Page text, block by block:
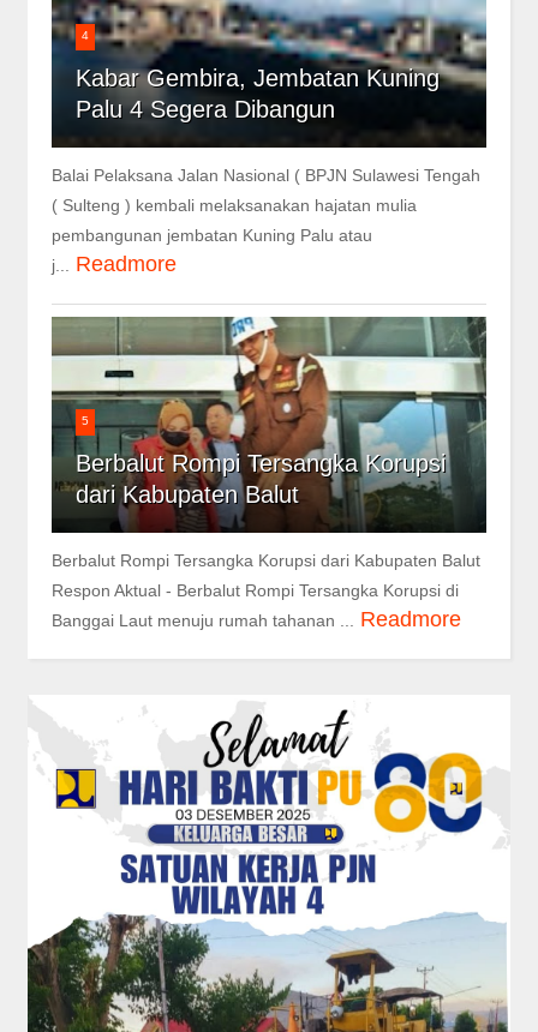
4
Kabar Gembira, Jembatan Kuning
Palu 4 Segera Dibangun
Balai Pelaksana Jalan Nasional ( BPJN Sulawesi Tengah
( Sulteng ) kembali melaksanakan hajatan mulia
pembangunan jembatan Kuning Palu atau
j...
Readmore
5
Berbalut Rompi Tersangka Korupsi
dari Kabupaten Balut
Berbalut Rompi Tersangka Korupsi dari Kabupaten Balut
Respon Aktual - Berbalut Rompi Tersangka Korupsi di
Banggai Laut menuju rumah tahanan ...
Readmore